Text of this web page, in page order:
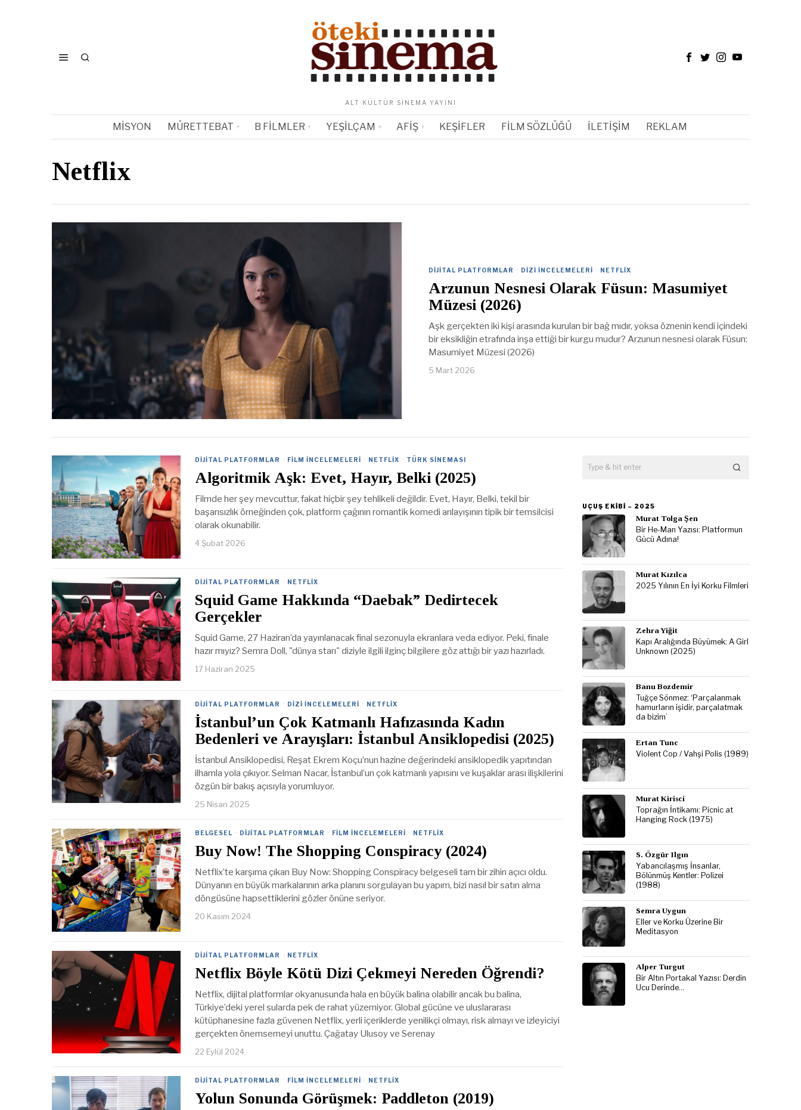
ALT KÜLTÜR SINEMA YAYINI
MISYON MÜRETTEBAT B FILMLER YEŞILÇAM AFIŞ KEŞIFLER FILM SÖZLÜĞÜ İLETIŞIM REKLAM
Netflix
DIJITAL PLATFORMLAR · DIZI İNCELEMELERI · NETFLIX
Arzunun Nesnesi Olarak Füsun: Masumiyet
Müzesi (2026)
Aşk gerçekten iki kişi arasında kurulan bir bağ mıdır, yoksa öznenin kendi içindeki
bir eksikliğin etrafında inşa ettiği bir kurgu mudur? Arzunun nesnesi olarak Füsun:
Masumiyet Müzesi (2026)
5 Mart 2026
DIJITAL PLATFORMLAR · FILM İNCELEMELERI · NETFLIX · TÜRK SINEMASI
Algoritmik Aşk: Evet, Hayır, Belki (2025)
Filmde her şey mevcuttur, fakat hiçbir şey tehlikeli değildir. Evet, Hayır, Belki, tekil bir
başarısızlık örneğinden çok, platform çağının romantik komedi anlayışının tipik bir temsilcisi
olarak okunabilir.
4 Şubat 2026
DIJITAL PLATFORMLAR · NETFLIX
Squid Game Hakkında “Daebak” Dedirtecek
Gerçekler
Squid Game, 27 Haziran’da yayınlanacak final sezonuyla ekranlara veda ediyor. Peki, finale
hazır mıyız? Semra Doll, "dünya starı" diziyle ilgili ilginç bilgilere göz attığı bir yazı hazırladı.
17 Haziran 2025
DIJITAL PLATFORMLAR · DIZI İNCELEMELERI · NETFLIX
İstanbul’un Çok Katmanlı Hafızasında Kadın
Bedenleri ve Arayışları: İstanbul Ansiklopedisi (2025)
İstanbul Ansiklopedisi, Reşat Ekrem Koçu’nun hazine değerindeki ansiklopedik yapıtından
ilhamla yola çıkıyor. Selman Nacar, İstanbul’un çok katmanlı yapısını ve kuşaklar arası ilişkilerini
özgün bir bakış açısıyla yorumluyor.
25 Nisan 2025
BELGESEL · DIJITAL PLATFORMLAR · FILM İNCELEMELERI · NETFLIX
Buy Now! The Shopping Conspiracy (2024)
Netflix’te karşıma çıkan Buy Now: Shopping Conspiracy belgeseli tam bir zihin açıcı oldu.
Dünyanın en büyük markalarının arka planını sorgulayan bu yapım, bizi nasıl bir satın alma
döngüsüne hapsettiklerini gözler önüne seriyor.
20 Kasım 2024
DIJITAL PLATFORMLAR · NETFLIX
Netflix Böyle Kötü Dizi Çekmeyi Nereden Öğrendi?
Netflix, dijital platformlar okyanusunda hala en büyük balina olabilir ancak bu balina,
Türkiye’deki yerel sularda pek de rahat yüzemiyor. Global gücüne ve uluslararası
kütüphanesine fazla güvenen Netflix, yerli içeriklerde yenilikçi olmayı, risk almayı ve izleyiciyi
gerçekten önemsemeyi unuttu. Çağatay Ulusoy ve Serenay
22 Eylül 2024
DIJITAL PLATFORMLAR · FILM İNCELEMELERI · NETFLIX
Yolun Sonunda Görüşmek: Paddleton (2019)
UÇUŞ EKIBI – 2025
Murat Tolga Şen
Bir He-Man Yazısı: Platformun
Gücü Adına!
Murat Kızılca
2025 Yılının En İyi Korku Filmleri
Zehra Yiğit
Kapı Aralığında Büyümek: A Girl
Unknown (2025)
Banu Bozdemir
Tuğçe Sönmez: ‘Parçalanmak
hamurların işidir, parçalatmak
da bizim’
Ertan Tunc
Violent Cop / Vahşi Polis (1989)
Murat Kirisci
Toprağın İntikamı: Picnic at
Hanging Rock (1975)
S. Özgür Ilgın
Yabancılaşmış İnsanlar,
Bölünmüş Kentler: Polizei
(1988)
Semra Uygun
Eller ve Korku Üzerine Bir
Meditasyon
Alper Turgut
Bir Altın Portakal Yazısı: Derdin
Ucu Derinde…